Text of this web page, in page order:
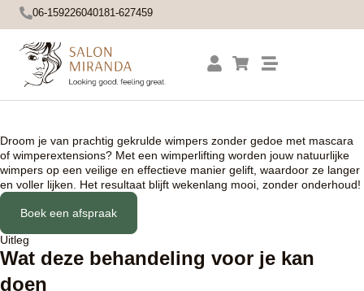
06-159226040181-627459
Droom je van prachtig gekrulde wimpers zonder gedoe met mascara
of wimperextensions? Met een wimperlifting worden jouw natuurlijke
wimpers op een veilige en effectieve manier gelift, waardoor ze langer
en voller lijken. Het resultaat blijft wekenlang mooi, zonder onderhoud!
Boek een afspraak
Uitleg
Wat deze behandeling voor je kan
doen